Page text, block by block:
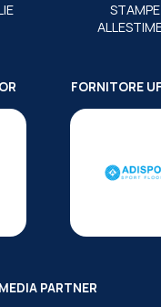
FORNITORE
MEDIA PARTNER